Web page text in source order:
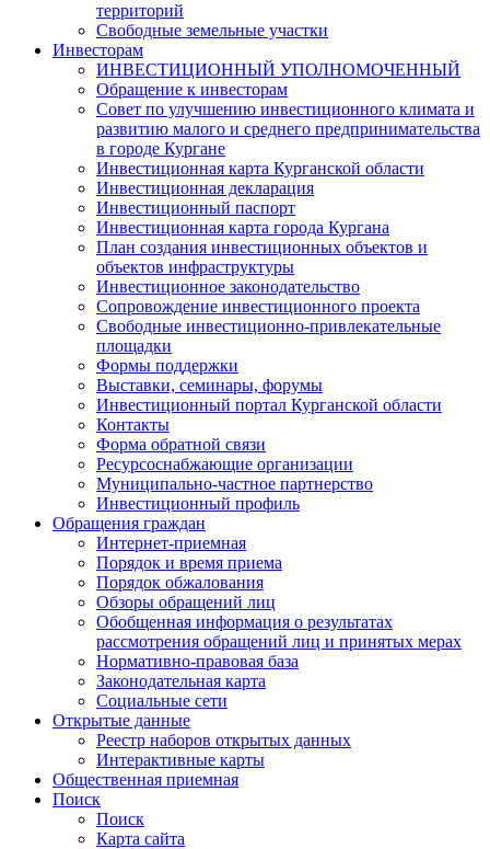
территорий
Свободные земельные участки
Инвесторам
ИНВЕСТИЦИОННЫЙ УПОЛНОМОЧЕННЫЙ
Обращение к инвесторам
Совет по улучшению инвестиционного климата и
развитию малого и среднего предпринимательства
в городе Кургане
Инвестиционная карта Курганской области
Инвестиционная декларация
Инвестиционный паспорт
Инвестиционная карта города Кургана
План создания инвестиционных объектов и
объектов инфраструктуры
Инвестиционное законодательство
Сопровождение инвестиционного проекта
Свободные инвестиционно-привлекательные
площадки
Формы поддержки
Выставки, семинары, форумы
Инвестиционный портал Курганской области
Контакты
Форма обратной связи
Ресурсоснабжающие организации
Муниципально-частное партнерство
Инвестиционный профиль
Обращения граждан
Интернет-приемная
Порядок и время приема
Порядок обжалования
Обзоры обращений лиц
Обобщенная информация о результатах
рассмотрения обращений лиц и принятых мерах
Нормативно-правовая база
Законодательная карта
Социальные сети
Открытые данные
Реестр наборов открытых данных
Интерактивные карты
Общественная приемная
Поиск
Поиск
Карта сайта